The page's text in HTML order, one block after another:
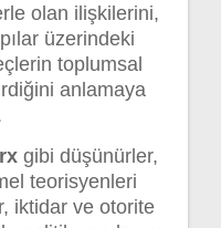
olan ilişkilerini,
üzerindeki
toplumsal
anlamaya
gibi düşünürler,
teorisyenleri
iktidar ve otorite